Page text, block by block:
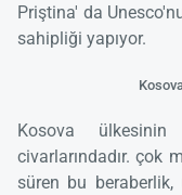
Priştina' da
sahipliği yapıyor.
Kosova
civarlarındadır. çok
süren bu beraberlik,